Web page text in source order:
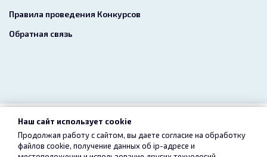
Правила проведения Конкурсов
Обратная связь
2026 freelance.boutique
Пользовательское соглашение Конфиденциальность
Наш сайт использует cookie
Продолжая работу с сайтом, вы даете согласие на обработку
файлов cookie, получение данных об ip-адресе и